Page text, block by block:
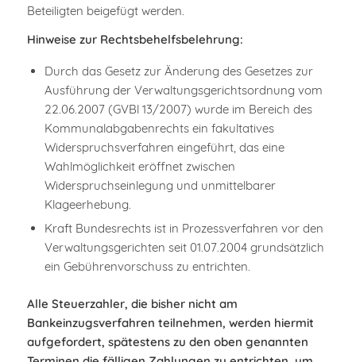
Beteiligten beigefügt werden.
Hinweise zur Rechtsbehelfsbelehrung:
Durch das Gesetz zur Änderung des Gesetzes zur
Ausführung der Verwaltungsgerichtsordnung vom
22.06.2007 (GVBl 13/2007) wurde im Bereich des
Kommunalabgabenrechts ein fakultatives
Widerspruchsverfahren eingeführt, das eine
Wahlmöglichkeit eröffnet zwischen
Widerspruchseinlegung und unmittelbarer
Klageerhebung.
Kraft Bundesrechts ist in Prozessverfahren vor den
Verwaltungsgerichten seit 01.07.2004 grundsätzlich
ein Gebührenvorschuss zu entrichten.
Alle Steuerzahler, die bisher nicht am
Bankeinzugsverfahren teilnehmen, werden hiermit
aufgefordert, spätestens zu den oben genannten